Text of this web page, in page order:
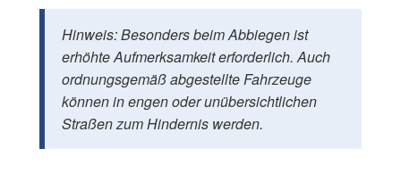
Hinweis: Besonders beim Abbiegen ist
erhöhte Aufmerksamkeit erforderlich. Auch
ordnungsgemäß abgestellte Fahrzeuge
können in engen oder unübersichtlichen
Straßen zum Hindernis werden.